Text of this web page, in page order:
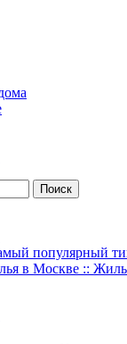
популярный
в Москве ::